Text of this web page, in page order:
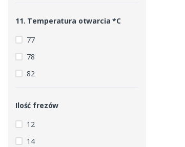
11. Temperatura otwarcia *C
77
78
82
Ilość frezów
12
14